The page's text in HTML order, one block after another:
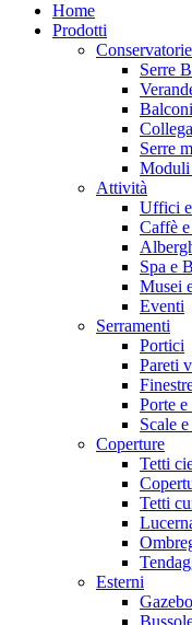
Home
Prodotti
Serre
Serre
Moduli
Attività
Uffici
Caffè
Spa e
Musei
Eventi
Serramenti
Portici
Pareti
Porte
Scale
Coperture
Tetti
Tetti
Esterni